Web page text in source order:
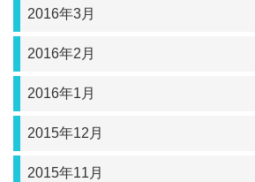
2016年3月
2016年2月
2016年1月
2015年12月
2015年11月